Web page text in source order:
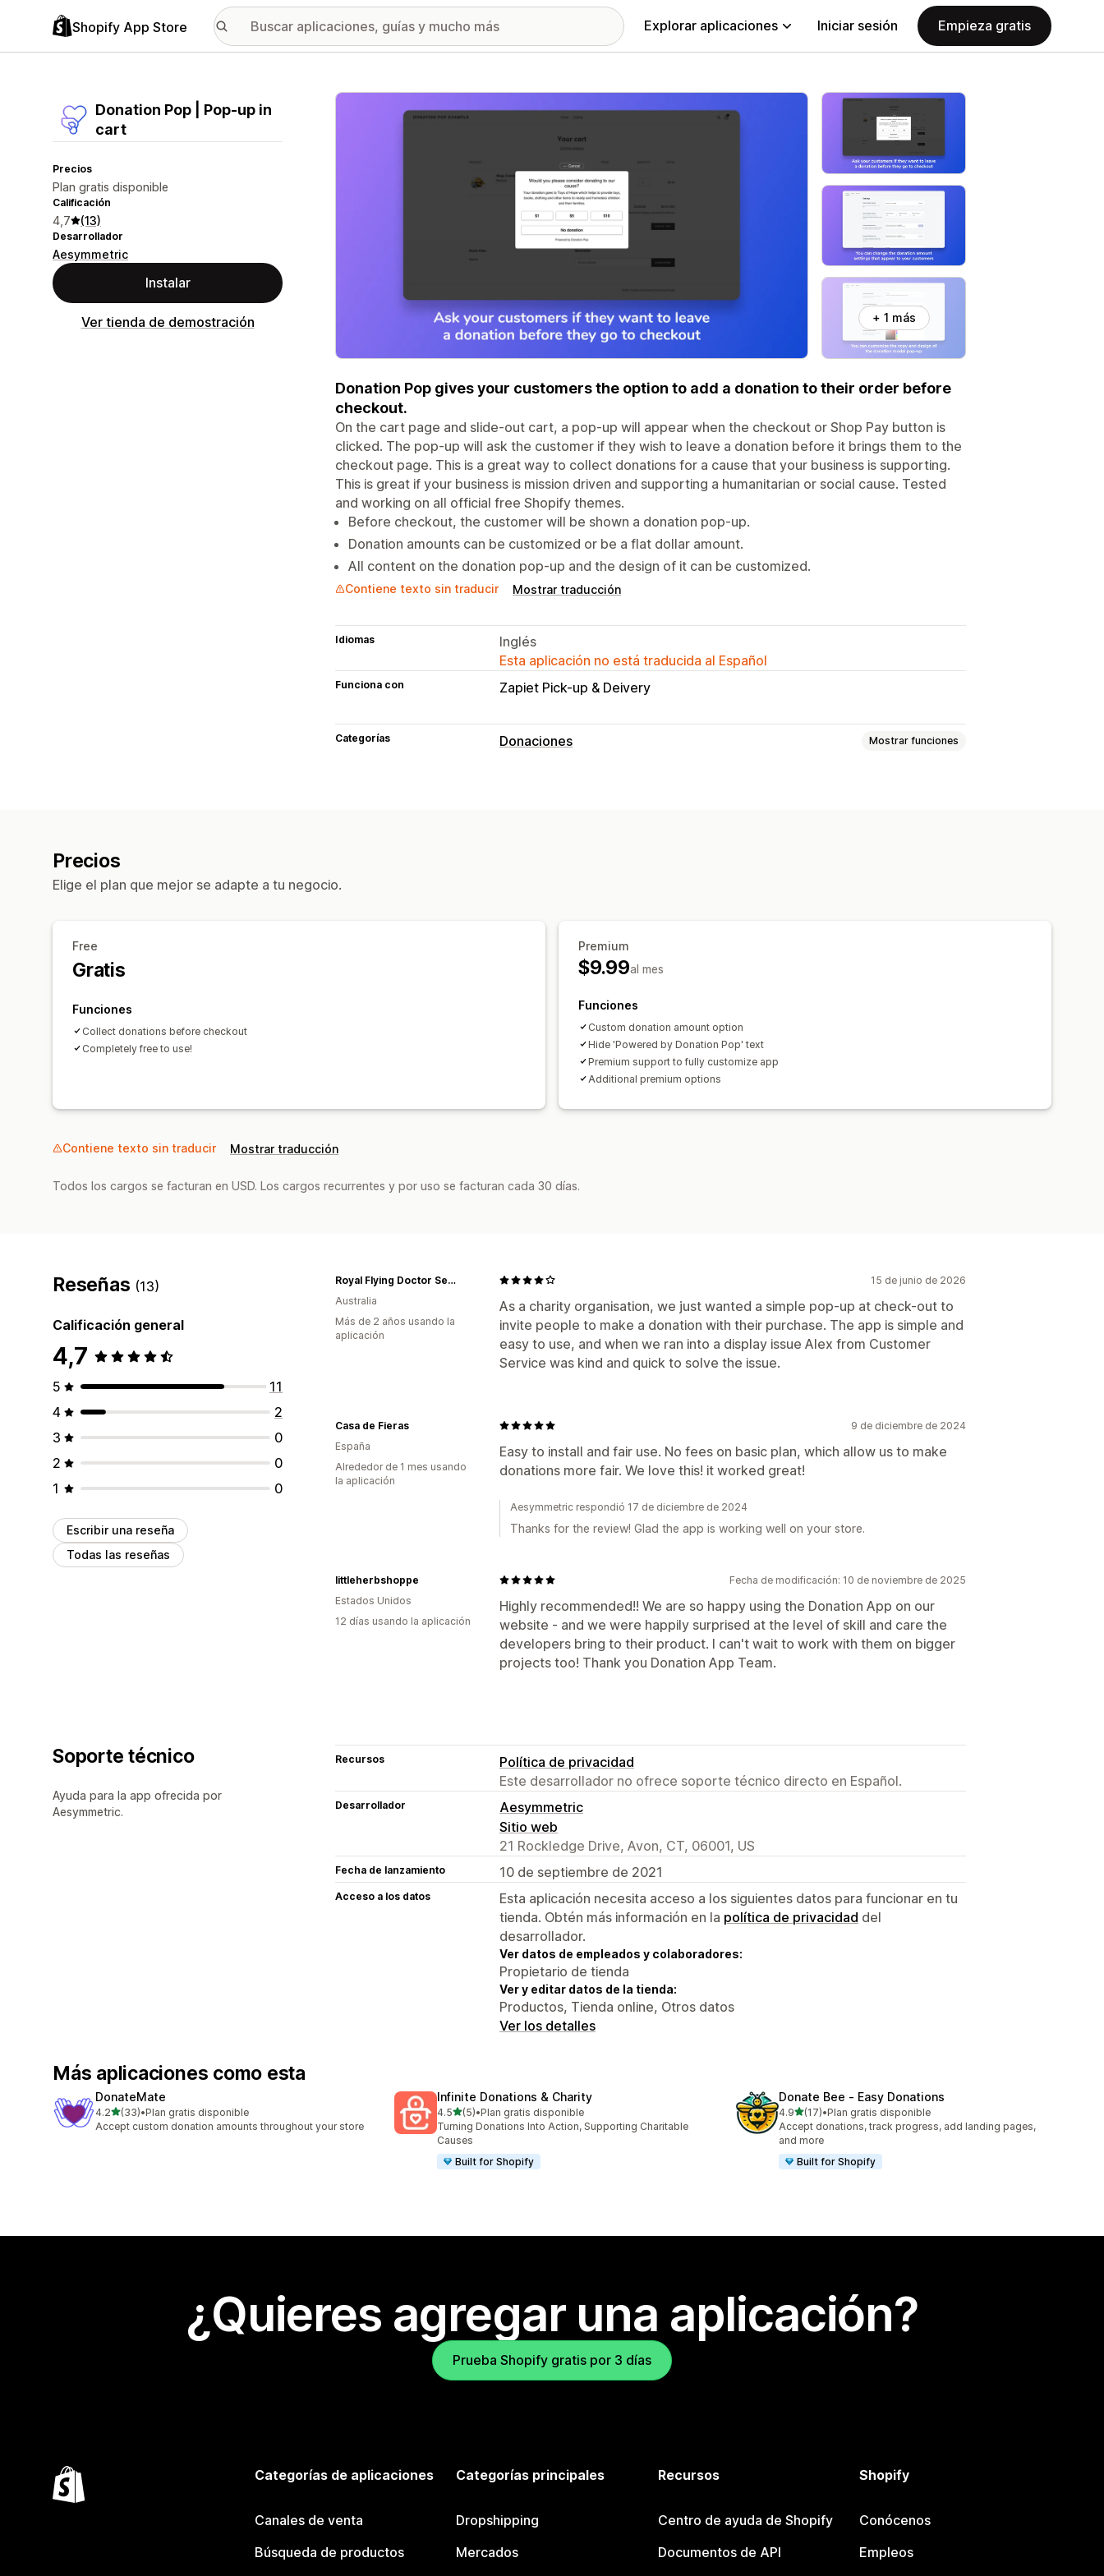
Shopify App Store Explorar aplicaciones Iniciar sesión Empieza gratis
Donation Pop | Pop‑up in
cart
Precios
Plan gratis disponible
Calificación
4,7 (13)
Desarrollador
Aesymmetric
Instalar
Ver tienda de demostración
Galería de imágenes destacadas
+ 1 más
Donation Pop gives your customers the option to add a donation to their order before
checkout.
On the cart page and slide-out cart, a pop-up will appear when the checkout or Shop Pay button is
clicked. The pop-up will ask the customer if they wish to leave a donation before it brings them to the
checkout page. This is a great way to collect donations for a cause that your business is supporting.
This is great if your business is mission driven and supporting a humanitarian or social cause. Tested
and working on all official free Shopify themes.
Before checkout, the customer will be shown a donation pop-up.
Donation amounts can be customized or be a flat dollar amount.
All content on the donation pop-up and the design of it can be customized.
Contiene texto sin traducir Mostrar traducción
Idiomas
Inglés
Esta aplicación no está traducida al Español
Funciona con Zapiet Pick-up & Deivery
Categorías Donaciones Mostrar funciones
Widget de donación
Precios
Elige el plan que mejor se adapte a tu negocio.
Free
Gratis
Funciones
Collect donations before checkout
Completely free to use!
Premium
$9.99al mes
Funciones
Custom donation amount option
Hide 'Powered by Donation Pop' text
Premium support to fully customize app
Additional premium options
Contiene texto sin traducir Mostrar traducción
Todos los cargos se facturan en USD. Los cargos recurrentes y por uso se facturan cada 30 días.
Reseñas (13)
Calificación general
4,7
5
11
4
2
3
0
2
0
1
0
Escribir una reseña
Todas las reseñas
15 de junio de 2026
As a charity organisation, we just wanted a simple pop-up at check-out to
invite people to make a donation with their purchase. The app is simple and
easy to use, and when we ran into a display issue Alex from Customer
Service was kind and quick to solve the issue.
Royal Flying Doctor Service (Victoria)
Australia
Más de 2 años usando la
aplicación
9 de diciembre de 2024
Easy to install and fair use. No fees on basic plan, which allow us to make
donations more fair. We love this! it worked great!
Casa de Fieras
España
Alrededor de 1 mes usando
la aplicación
Aesymmetric respondió 17 de diciembre de 2024
Thanks for the review! Glad the app is working well on your store.
Fecha de modificación: 10 de noviembre de 2025
Highly recommended!! We are so happy using the Donation App on our
website - and we were happily surprised at the level of skill and care the
developers bring to their product. I can't wait to work with them on bigger
projects too! Thank you Donation App Team.
littleherbshoppe
Estados Unidos
12 días usando la aplicación
Soporte técnico
Ayuda para la app ofrecida por
Aesymmetric.
Recursos
Política de privacidad
Este desarrollador no ofrece soporte técnico directo en Español.
Desarrollador
Aesymmetric
Sitio web
21 Rockledge Drive, Avon, CT, 06001, US
Fecha de lanzamiento 10 de septiembre de 2021
Acceso a los datos
Esta aplicación necesita acceso a los siguientes datos para funcionar en tu
tienda. Obtén más información en la política de privacidad del
desarrollador.
Ver datos de empleados y colaboradores:
Propietario de tienda
Ver y editar datos de la tienda:
Productos, Tienda online, Otros datos
Ver los detalles
Más aplicaciones como esta
DonateMate
4.2de 5 estrellas
(33)
33 reseñas en total
•Plan gratis disponible
Accept custom donation amounts throughout your store
Infinite Donations & Charity
4.5de 5 estrellas
(5)
5 reseñas en total
•Plan gratis disponible
Turning Donations Into Action, Supporting Charitable
Causes
Built for Shopify
Donate Bee ‑ Easy Donations
4.9de 5 estrellas
(17)
17 reseñas en total
•Plan gratis disponible
Accept donations, track progress, add landing pages,
and more
Built for Shopify
¿Quieres agregar una aplicación?
Prueba Shopify gratis por 3 días
Categorías de aplicaciones
Canales de venta
Búsqueda de productos
Categorías principales
Dropshipping
Mercados
Recursos
Centro de ayuda de Shopify
Documentos de API
Shopify
Conócenos
Empleos